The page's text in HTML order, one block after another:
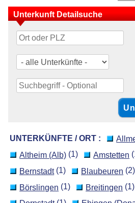
Unterkunft Detailsuche
UNTERKÜNFTE / ORT :
Altheim (Alb) (1) Amstetten
Bernstadt(1) Blaubeuren (2)
Börslingen (1) Breitingen (1)